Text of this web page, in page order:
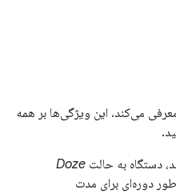
می‌کند. این ویژگی‌ها بر همه
دستگاه به حالت Doze
دوره‌ای برای مدت